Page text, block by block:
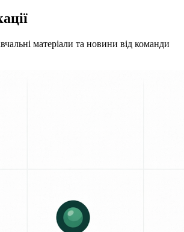
матеріали та новини від команди